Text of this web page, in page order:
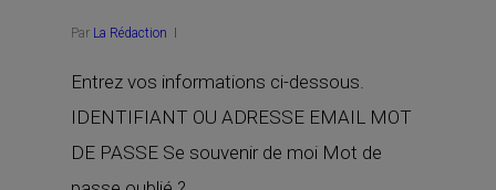
Par La Rédaction
Entrez vos informations ci-dessous.
IDENTIFIANT OU ADRESSE EMAIL MOT
DE PASSE Se souvenir de moi Mot de